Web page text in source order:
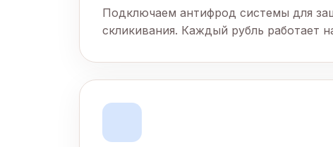
Подключаем антифрод системы для
скликивания. Каждый рубль работает